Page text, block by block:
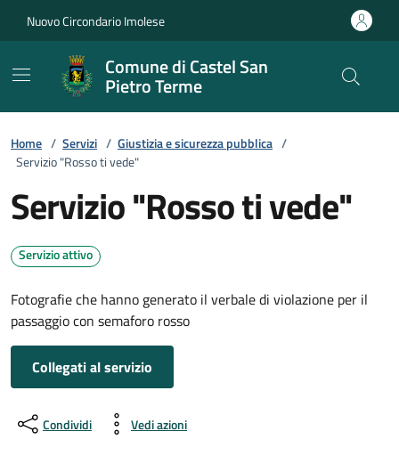
Nuovo Circondario Imolese
Comune di Castel San
Pietro Terme
Home / Servizi / Giustizia e sicurezza pubblica /
Servizio "Rosso ti vede"
Servizio "Rosso ti vede"
Servizio attivo
Fotografie che hanno generato il verbale di violazione per il
passaggio con semaforo rosso
Collegati al servizio
Condividi Vedi azioni